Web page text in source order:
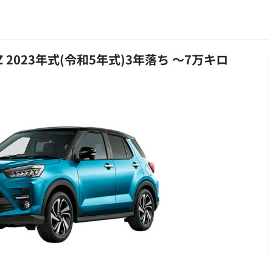
2023年式(令和5年式)3年落ち ～7万キロ